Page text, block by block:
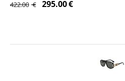
422.00 € 295.00€